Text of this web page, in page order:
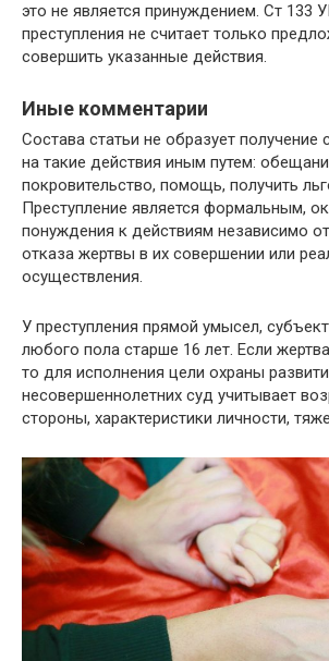
это не является принуждением. Ст 133
преступления не считает только
совершить указанные действия.
Иные комментарии
Состава статьи не образует получение
на такие действия иным путем:
покровительство, помощь, получить
Преступление является формальным,
понуждения к действиям независимо
отказа жертвы в их совершении или
осуществления.
У преступления прямой умысел,
любого пола старше 16 лет. Если
то для исполнения цели охраны
несовершеннолетних суд учитывает
стороны, характеристики личности,